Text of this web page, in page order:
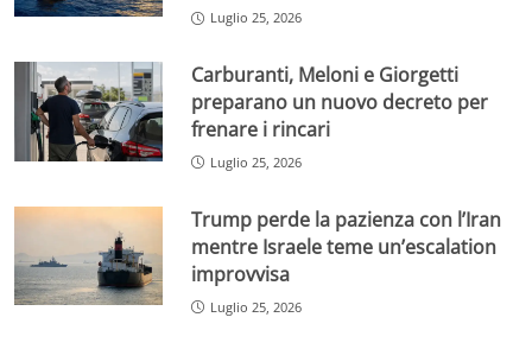
Luglio 25, 2026
Carburanti, Meloni e Giorgetti
preparano un nuovo decreto per
frenare i rincari
Luglio 25, 2026
Trump perde la pazienza con l’Iran
mentre Israele teme un’escalation
improvvisa
Luglio 25, 2026